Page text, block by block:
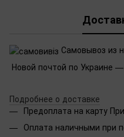
Самовывоз из
Новой почтой по Украине
Подробнее о доставке
Предоплата на карту
Оплата наличными при